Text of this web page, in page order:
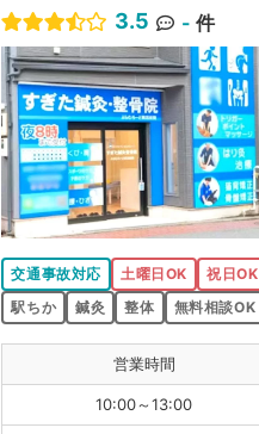
3.5 - 件
交通事故対応 土曜日OK 祝日OK
駅ちか
鍼灸 整体 無料相談OK
営業時間
10:00～13:00